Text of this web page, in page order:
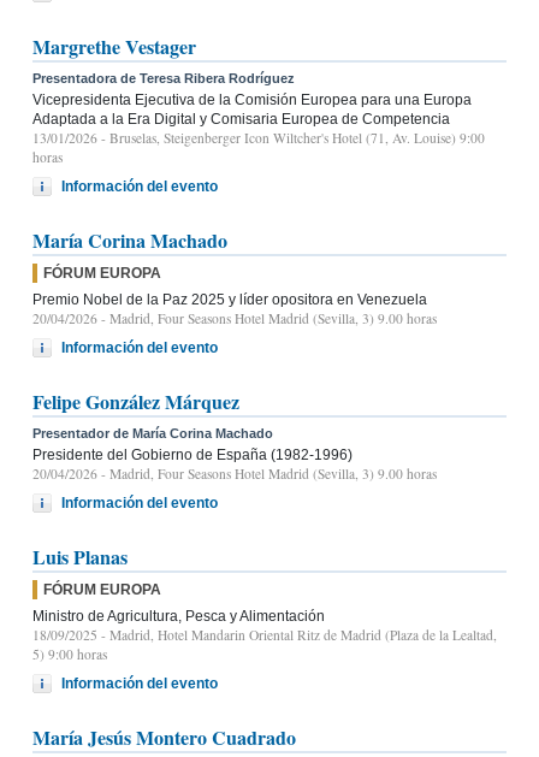
Margrethe Vestager
Presentadora de Teresa Ribera Rodríguez
Vicepresidenta Ejecutiva de la Comisión Europea para una Europa
Adaptada a la Era Digital y Comisaria Europea de Competencia
13/01/2026 - Bruselas, Steigenberger Icon Wiltcher's Hotel (71, Av. Louise) 9:00
horas
Información del evento
María Corina Machado
FÓRUM EUROPA
Premio Nobel de la Paz 2025 y líder opositora en Venezuela
20/04/2026 - Madrid, Four Seasons Hotel Madrid (Sevilla, 3) 9.00 horas
Información del evento
Felipe González Márquez
Presentador de María Corina Machado
Presidente del Gobierno de España (1982-1996)
20/04/2026 - Madrid, Four Seasons Hotel Madrid (Sevilla, 3) 9.00 horas
Información del evento
Luis Planas
FÓRUM EUROPA
Ministro de Agricultura, Pesca y Alimentación
18/09/2025 - Madrid, Hotel Mandarin Oriental Ritz de Madrid (Plaza de la Lealtad,
5) 9:00 horas
Información del evento
María Jesús Montero Cuadrado